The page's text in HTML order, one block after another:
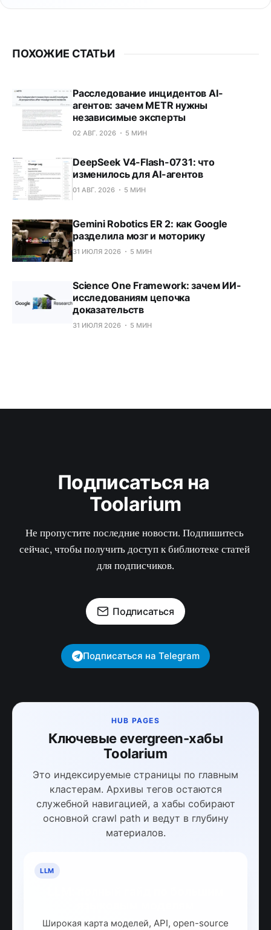
ПОХОЖИЕ СТАТЬИ
Расследование инцидентов AI-
агентов: зачем METR нужны
независимые эксперты
02 АВГ. 2026 5 МИН
DeepSeek V4-Flash-0731: что
изменилось для AI-агентов
01 АВГ. 2026 5 МИН
Gemini Robotics ER 2: как Google
разделила мозг и моторику
31 ИЮЛЯ 2026 5 МИН
Science One Framework: зачем ИИ-
исследованиям цепочка
доказательств
31 ИЮЛЯ 2026 5 МИН
Подписаться на
Toolarium
Не пропустите последние новости. Подпишитесь
сейчас, чтобы получить доступ к библиотеке статей
для подписчиков.
Подписаться
Подписаться на Telegram
HUB PAGES
Ключевые evergreen-хабы
Toolarium
Это индексируемые страницы по главным
кластерам. Архивы тегов остаются
служебной навигацией, а хабы собирают
основной crawl path и ведут в глубину
материалов.
LLM
Широкая карта моделей, API, open-source